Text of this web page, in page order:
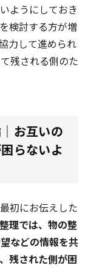
ようにしておき
検討する方が増
力して進められ
残される側のた
お互いの
らないよ
初にお伝えした
理では、物の整
などの情報を共
残された側が困